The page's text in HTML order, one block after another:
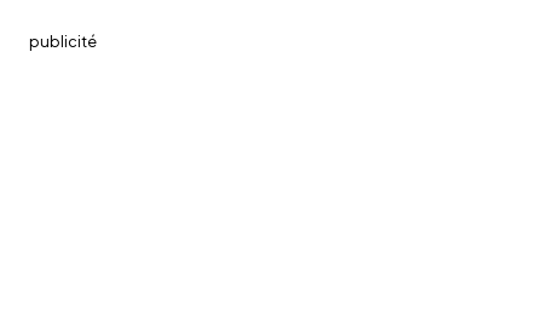
publicité